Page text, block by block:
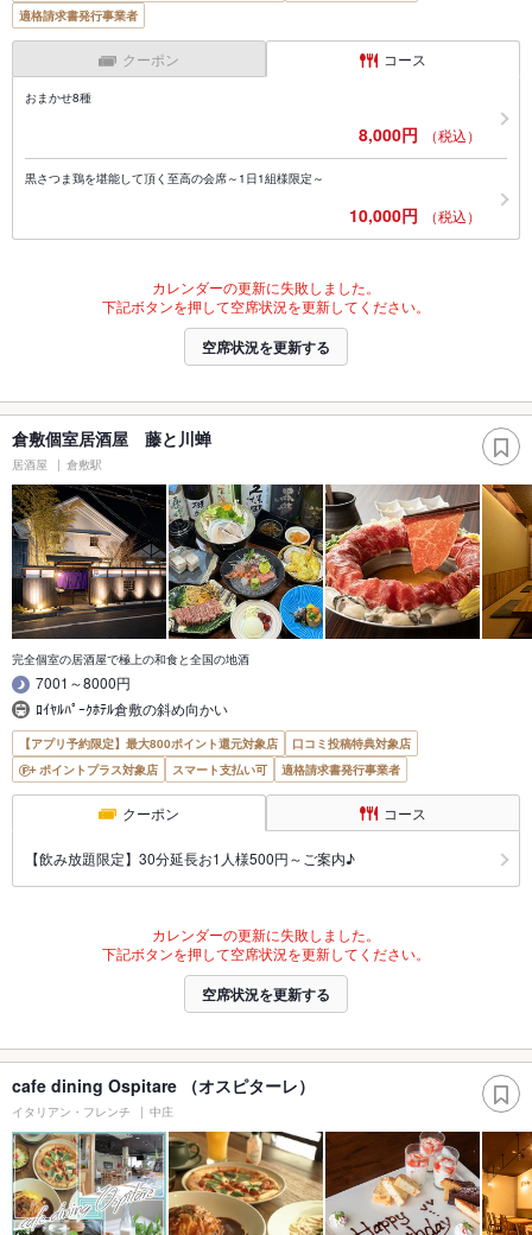
適格請求書発行事業者
クーポン コース
おまかせ8種
8,000円 （税込）
黒さつま鶏を堪能して頂く至高の会席～1日1組様限定～
10,000円 （税込）
カレンダーの更新に失敗しました。
下記ボタンを押して空席状況を更新してください。
空席状況を更新する
倉敷個室居酒屋 藤と川蝉
居酒屋 倉敷駅
完全個室の居酒屋で極上の和食と全国の地酒
7001～8000円
ﾛｲﾔﾙﾊﾟｰｸﾎﾃﾙ倉敷の斜め向かい
【アプリ予約限定】最大800ポイント還元対象店
口コミ投稿特典対象店
ポイントプラス対象店
スマート支払い可 適格請求書発行事業者
クーポン コース
【飲み放題限定】30分延長お1人様500円～ご案内♪
カレンダーの更新に失敗しました。
下記ボタンを押して空席状況を更新してください。
空席状況を更新する
cafe dining Ospitare （オスピターレ）
イタリアン・フレンチ 中庄